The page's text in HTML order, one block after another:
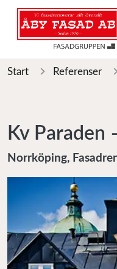
Start Referenser
Kv Paraden
Norrköping,